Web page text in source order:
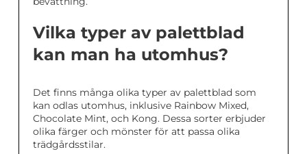
Vilka typer av palettblad
kan man ha utomhus?
Det finns många olika typer av palettblad som
kan odlas utomhus, inklusive Rainbow Mixed,
Chocolate Mint, och Kong. Dessa sorter erbjuder
olika färger och mönster för att passa olika
trädgårdsstilar.